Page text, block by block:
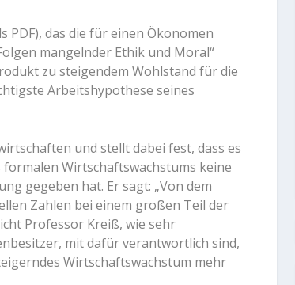
PDF), das die für einen Ökonomen
mangelnder Ethik und Moral“
zu steigendem Wohlstand für die
Arbeitshypothese seines
und stellt dabei fest, dass es
Wirtschaftswachstums keine
gegeben hat. Er sagt: „Von dem
Zahlen bei einem großen Teil der
Professor Kreiß, wie sehr
mit dafür verantwortlich sind,
Wirtschaftswachstum mehr